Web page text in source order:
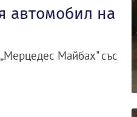
автомобил на
Майбах" със